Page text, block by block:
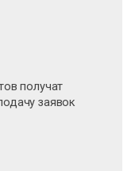
получат
заявок